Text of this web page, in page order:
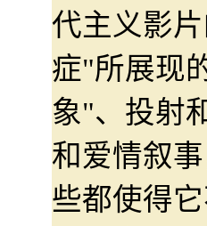
代主义影
症"所展现
象"、投射
和爱情叙
些都使得